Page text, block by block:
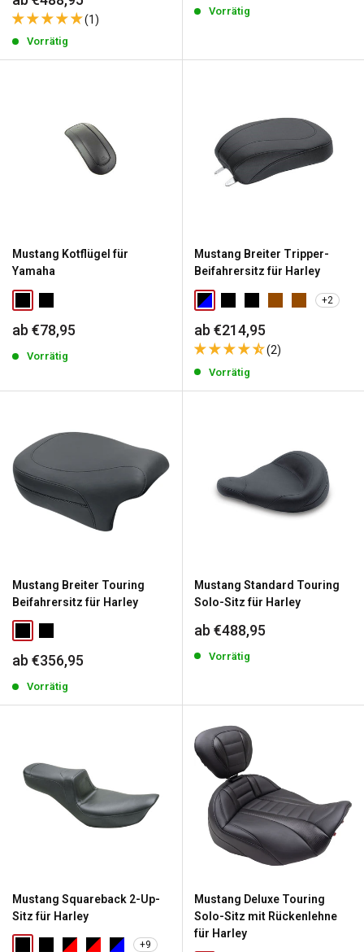
(1)
Vorrätig
Vorrätig
Mustang Kotflügel für
Yamaha
Sonderpreis
ab €78,95
Vorrätig
Mustang Breiter Tripper-
Beifahrersitz für Harley
+2
Sonderpreis
ab €214,95
(2)
Vorrätig
Mustang Breiter Touring
Beifahrersitz für Harley
Sonderpreis
ab €356,95
Vorrätig
Mustang Standard Touring
Solo-Sitz für Harley
Sonderpreis
ab €488,95
Vorrätig
Mustang Squareback 2-Up-
Sitz für Harley
+9
Mustang Deluxe Touring
Solo-Sitz mit Rückenlehne
für Harley